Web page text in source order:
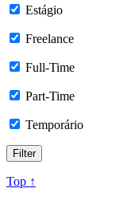
Estágio
Freelance
Full-Time
Part-Time
Temporário
Top ↑